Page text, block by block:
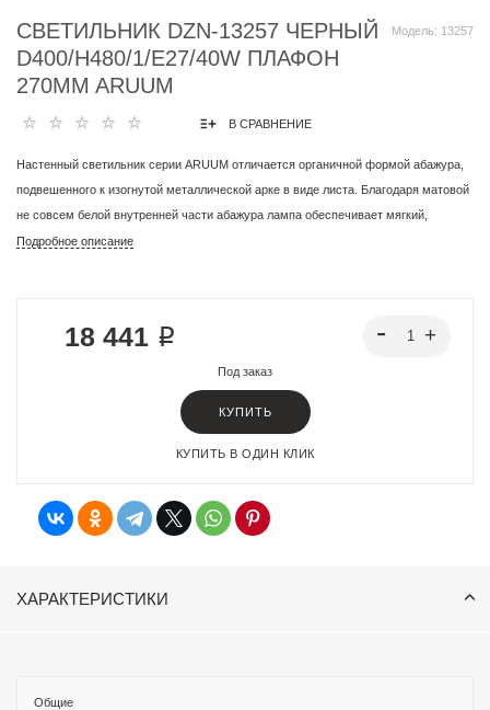
Модель: 13257
СВЕТИЛЬНИК DZN-13257 ЧЕРНЫЙ
D400/H480/1/E27/40W ПЛАФОН
270MM ARUUM
В СРАВНЕНИЕ
Настенный светильник серии ARUUM отличается органичной формой абажура,
подвешенного к изогнутой металлической арке в виде листа. Благодаря матовой
не совсем белой внутренней части абажура лампа обеспечивает мягкий,
равномерно распределенный свет, а абажур можно отрегулировать для
Подробное описание
18 441 ₽
Под заказ
КУПИТЬ
КУПИТЬ В ОДИН КЛИК
ХАРАКТЕРИСТИКИ
Общие